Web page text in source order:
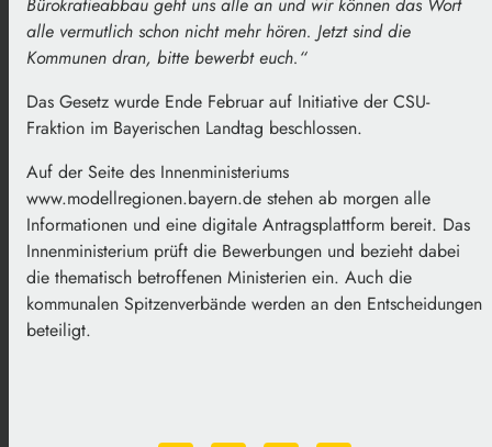
alle vermutlich schon nicht mehr hören. Jetzt sind die
Kommunen dran, bitte bewerbt euch.“
Das Gesetz wurde Ende Februar auf Initiative der CSU-
Fraktion im Bayerischen Landtag beschlossen.
Auf der Seite des Innenministeriums
www.modellregionen.bayern.de stehen ab morgen alle
Informationen und eine digitale Antragsplattform bereit. Das
Innenministerium prüft die Bewerbungen und bezieht dabei
die thematisch betroffenen Ministerien ein. Auch die
kommunalen Spitzenverbände werden an den Entscheidungen
beteiligt.